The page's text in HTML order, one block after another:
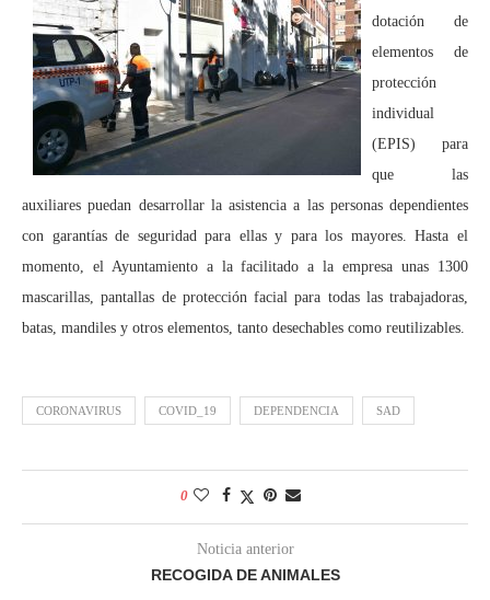
dotación de
elementos de
protección
individual
(EPIS) para
que las
auxiliares puedan desarrollar la asistencia a las personas dependientes
con garantías de seguridad para ellas y para los mayores. Hasta el
momento, el Ayuntamiento a la facilitado a la empresa unas 1300
mascarillas, pantallas de protección facial para todas las trabajadoras,
batas, mandiles y otros elementos, tanto desechables como reutilizables.
CORONAVIRUS COVID_19 DEPENDENCIA SAD
0
Noticia anterior
RECOGIDA DE ANIMALES